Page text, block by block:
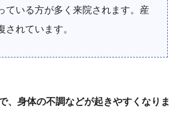
ている方が多く来院されます。産
れています。
、身体の不調などが起きやすくなりま